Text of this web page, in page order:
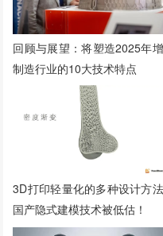
回顾与展望：将塑造2025年
制造行业的10大技术特点
3D打印轻量化的多种设计方法
国产隐式建模技术被低估！